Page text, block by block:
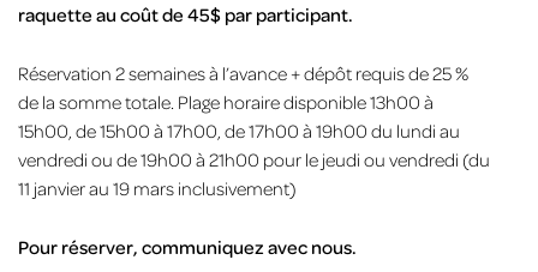
raquette au coût de 45$ par participant.
Réservation 2 semaines à l’avance + dépôt requis de 25 %
de la somme totale. Plage horaire disponible 13h00 à
15h00, de 15h00 à 17h00, de 17h00 à 19h00 du lundi au
vendredi ou de 19h00 à 21h00 pour le jeudi ou vendredi (du
11 janvier au 19 mars inclusivement)
Pour réserver, communiquez avec nous.